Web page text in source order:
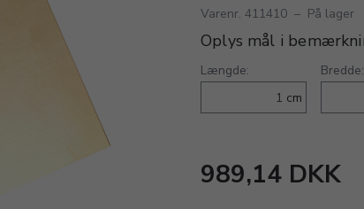
Varenr. 411410 – På lager
Oplys mål i
Længde:
cm
Bredde:
989,14 DKK